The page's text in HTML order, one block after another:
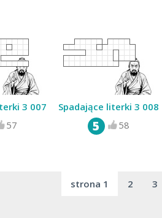
3 007
57
Spadające literki 3 008
5 58
strona 1 2 3